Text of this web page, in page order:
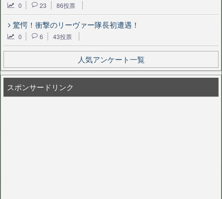
0 23 86投票
驚愕！衝撃のリーヴァー隊長初遭遇！
0 6 43投票
人気アンケート一覧
スポンサードリンク